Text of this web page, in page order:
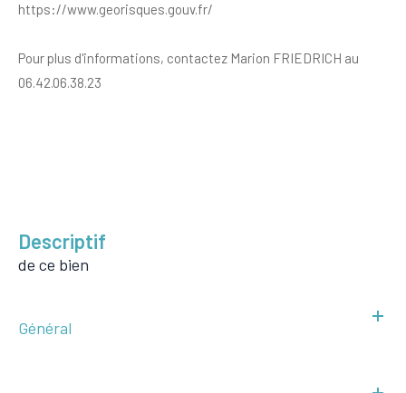
https://www.georisques.gouv.fr/
Pour plus d'informations, contactez Marion FRIEDRICH au
06.42.06.38.23
descriptif
de ce bien
Général